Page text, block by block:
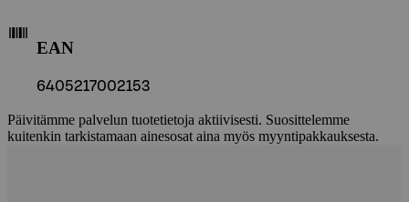
EAN
6405217002153
Päivitämme palvelun tuotetietoja aktiivisesti. Suosittelemme
kuitenkin tarkistamaan ainesosat aina myös myyntipakkauksesta.